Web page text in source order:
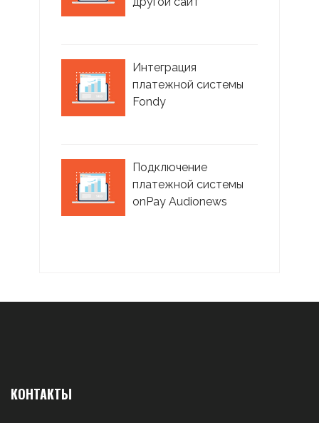
Интеграция
платежной системы
Fondy
Подключение
платежной системы
onPay Audionews
КОНТАКТЫ